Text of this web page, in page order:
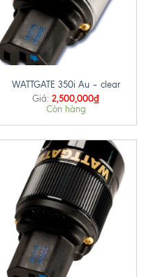
WATTGATE 350i Au – clear
Giá: 2,500,000₫
Còn hàng